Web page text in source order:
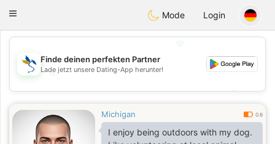
SvenskaDating
Toggle
Mode Login
💖
💕
Finde deinen perfekten Partner
Lade jetzt unsere Dating-App herunter!
Michigan 0.6
I enjoy being outdoors with my dog.